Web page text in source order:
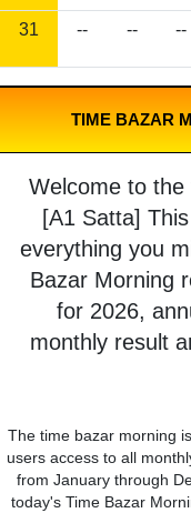
31 -- -- --
TIME BAZAR
Welcome to
[A1 Satta]
everything you
Bazar Morning
for 2026,
monthly result
The time bazar morning
users access to all
from January through
today's Time Bazar